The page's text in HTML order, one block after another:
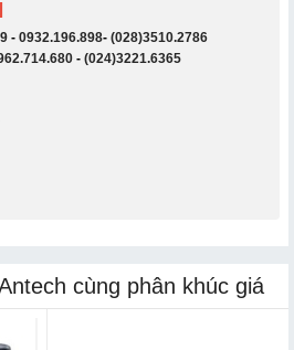
- 0932.196.898- (028)3510.2786
- (024)3221.6365
cùng phân khúc giá